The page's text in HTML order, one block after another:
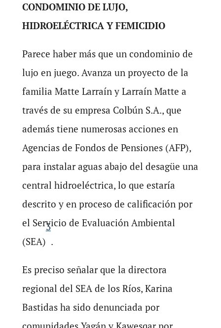
CONDOMINIO DE LUJO,
HIDROELÉCTRICA Y FEMICIDIO
Parece haber más que un condominio de
lujo en juego. Avanza un proyecto de la
familia Matte Larraín y Larraín Matte a
través de su empresa Colbún S.A., que
además tiene numerosas acciones en
Agencias de Fondos de Pensiones (AFP),
para instalar aguas abajo del desagüe una
central hidroeléctrica, lo que estaría
descrito y en proceso de calificación por
el Servicio de Evaluación Ambiental
(SEA)
3
.
Es preciso señalar que la directora
regional del SEA de los Ríos, Karina
Bastidas ha sido denunciada por